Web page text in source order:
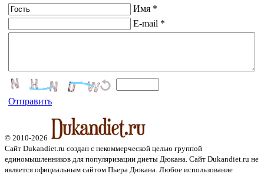
Имя *
E-mail *
Отправить
© 2010-2026
Сайт Dukandiet.ru создан с некоммерческой целью группой
единомышленников для популяризации диеты Дюкана. Сайт Dukandiet.ru не
является официальным сайтом Пьера Дюкана. Любое использование